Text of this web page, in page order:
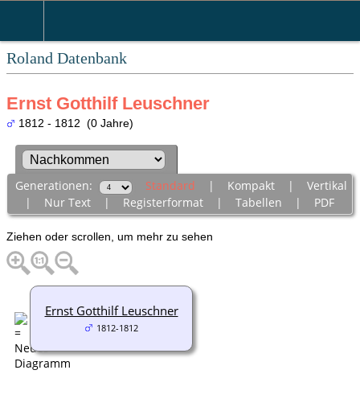
Roland Datenbank
Ernst Gotthilf Leuschner
1812 - 1812 (0 Jahre)
Generationen: Standard | Kompakt| Vertikal
| Nur Text| Registerformat| Tabellen | PDF
Ziehen oder scrollen, um mehr zu sehen
Ernst Gotthilf Leuschner
1812-1812